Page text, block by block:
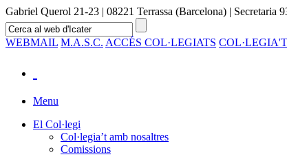
Gabriel Querol 21-23 | 08221 Terrassa (Barcelona) | Secretaria
WEBMAIL M.A.S.C. ACCÉS COL·LEGIATS COL·LEGIA'T
Menu
El Col·legi
Col·legia’t amb nosaltres
Comissions